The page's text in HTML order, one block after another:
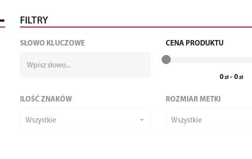
FILTRY
SŁOWO KLUCZOWE CENA PRODUKTU
0 - 0
ILOŚĆ ZNAKÓW
Wszystkie
ROZMIAR METKI
Wszystkie